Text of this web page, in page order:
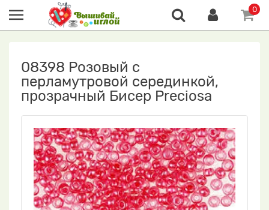
0
08398 Розовый с
перламутровой серединкой,
прозрачный Бисер Preciosa